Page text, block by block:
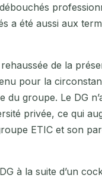
a été aussi aux
de la
pour la
groupe. Le DG
privée, ce qui
ETIC et son
à la suite d’un